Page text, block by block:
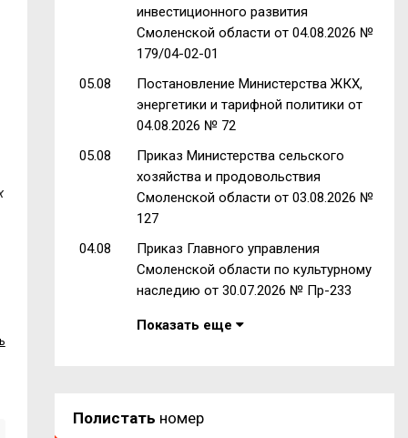
инвестиционного развития
Смоленской области от 04.08.2026 №
179/04-02-01
05.08
Постановление Министерства ЖКХ,
энергетики и тарифной политики от
04.08.2026 № 72
05.08
Приказ Министерства сельского
хозяйства и продовольствия
Смоленской области от 03.08.2026 №
127
04.08
Приказ Главного управления
Смоленской области по культурному
наследию от 30.07.2026 № Пр-233
Показать еще
Полистать номер